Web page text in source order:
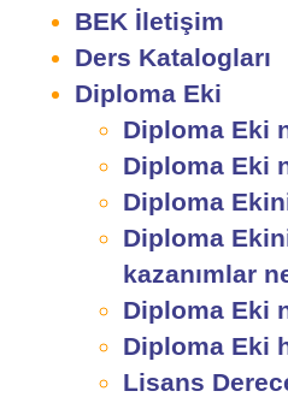
BEK İletişim
Ders Katalogları
Diploma Eki
Diploma Eki
Diploma Eki
Diploma
Diploma
kazanımlar
Diploma Eki
Diploma Eki
Lisans